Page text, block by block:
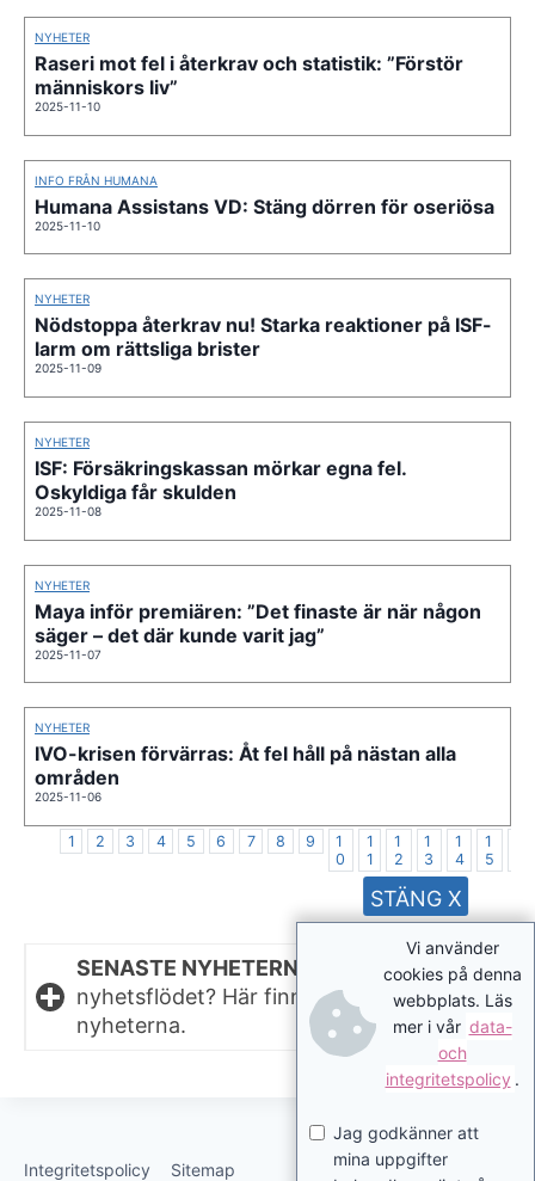
NYHETER
Raseri mot fel i återkrav och statistik: ”Förstör
människors liv”
2025-11-10
INFO FRÅN HUMANA
Humana Assistans VD: Stäng dörren för oseriösa
2025-11-10
NYHETER
Nödstoppa återkrav nu! Starka reaktioner på ISF-
larm om rättsliga brister
2025-11-09
NYHETER
ISF: Försäkringskassan mörkar egna fel.
Oskyldiga får skulden
2025-11-08
NYHETER
Maya inför premiären: ”Det finaste är när någon
säger – det där kunde varit jag”
2025-11-07
NYHETER
IVO-krisen förvärras: Åt fel håll på nästan alla
områden
2025-11-06
1 2 3 4 5 6 7 8 9
1
0
1
1
1
2
1
3
1
4
1
5
SENASTE NYHETERNA.
Missat något i
nyhetsflödet? Här finns de senaste
nyheterna.
Integritetspolicy Sitemap
Vi använder
cookies på denna
webbplats. Läs
mer i vår data-
och
integritetspolicy .
Jag godkänner att
mina uppgifter
STÄNG X